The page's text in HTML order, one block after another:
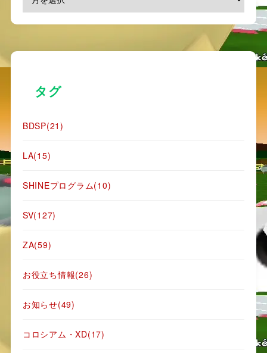
プする場合は覚悟が必要だ。
3匹同時に見れるのでどれが光ってもいい
率は単純に3倍（1/2730）になる。
3匹同時に確認できるこの素晴らしい仕様
故かHGSSにしか実装されていない。
・徘徊リセット
－DPtクレセリア、エムリット、3鳥
－HGSSエンテイライコウ、ラティ
イベントで遭遇後、フィールドの至る所
俗に言う「徘徊ポケモン」達も色違いに
可能だ。
タグ
BDSP(21)
LA(15)
SHINEプログラム(10)
SV(127)
ZA(59)
お役立ち情報(26)
お知らせ(49)
コロシアム・XD(17)